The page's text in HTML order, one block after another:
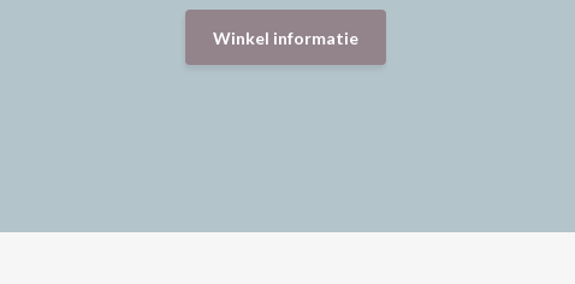
Winkel informatie